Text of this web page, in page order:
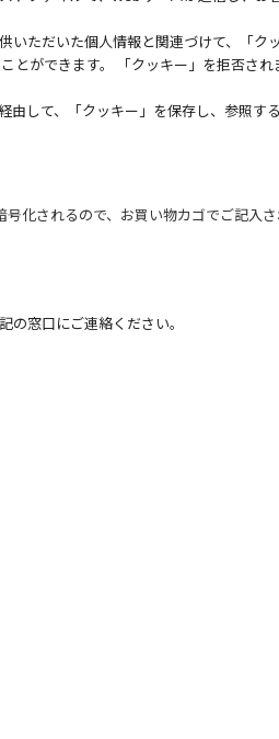
ただいた個人情報と関連づけて、「ク
とができます。 「クッキー」を拒否さ
して、「クッキー」を保存し、参照する
化されるので、お買い物カゴでご記入さ
窓口にご連絡ください。